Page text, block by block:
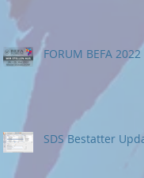
FORUM BEFA 2022
SDS Bestatter